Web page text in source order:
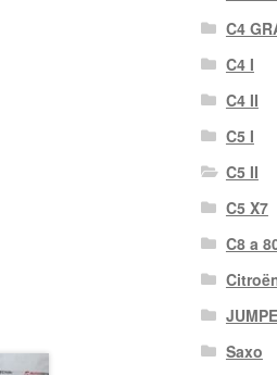
C4
C4 I
C4 II
C5 I
C5 II
C5 X7
C8 a
Saxo